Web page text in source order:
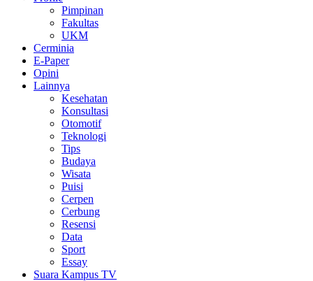
Pimpinan
Fakultas
UKM
Cerminia
E-Paper
Opini
Lainnya
Kesehatan
Konsultasi
Otomotif
Teknologi
Tips
Budaya
Wisata
Puisi
Cerpen
Cerbung
Resensi
Data
Sport
Essay
Suara Kampus TV